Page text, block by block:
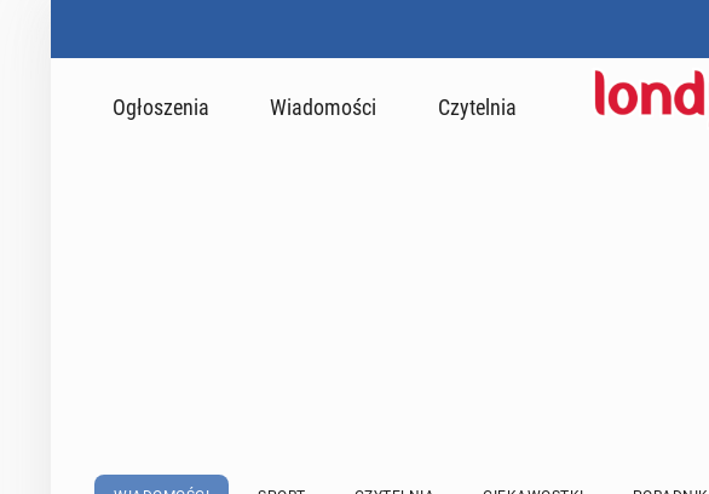
Ogłoszenia Wiadomości Czytelnia